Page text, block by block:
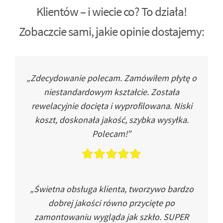
Klientów – i wiecie co? To działa!
Zobaczcie sami, jakie opinie dostajemy:
„Zdecydowanie polecam. Zamówiłem płytę o
niestandardowym kształcie. Została
rewelacyjnie docięta i wyprofilowana. Niski
koszt, doskonała jakość, szybka wysyłka.
Polecam!”
„Świetna obsługa klienta, tworzywo bardzo
dobrej jakości równo przycięte po
zamontowaniu wygląda jak szkło. SUPER